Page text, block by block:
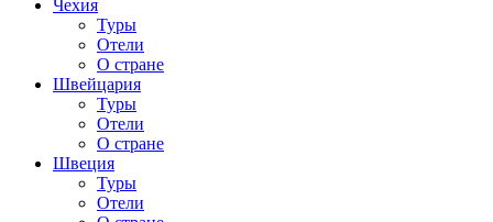
Чехия
Туры
Отели
О стране
Швейцария
Туры
Отели
О стране
Швеция
Туры
Отели